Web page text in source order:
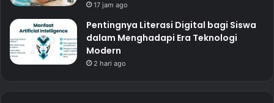
17 jam ago
Pentingnya Literasi Digital bagi Siswa
dalam Menghadapi Era Teknologi
Modern
2 hari ago